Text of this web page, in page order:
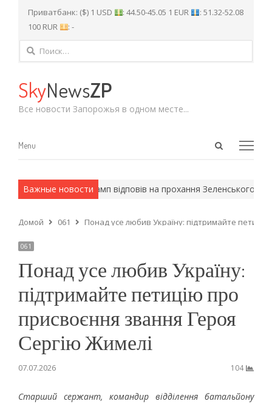
Приватбанк: ($) 1 USD : 44.50-45.05 1 EUR
: 51.32-52.08
100 RUR
: -
Найти:
SkyNewsZP
Все новости Запорожья в одном месте...
Open
Menu
Menu
Важные новости
методы. Трамп відповів на прохання Зеленського
Домой 061 Понад усе любив Україну: підтримайте
061
Понад усе любив Україну:
підтримайте петицію про
присвоєння звання Героя
Сергію Жимелі
07.07.2026 104
Старший сержант, командир відділення батальйону